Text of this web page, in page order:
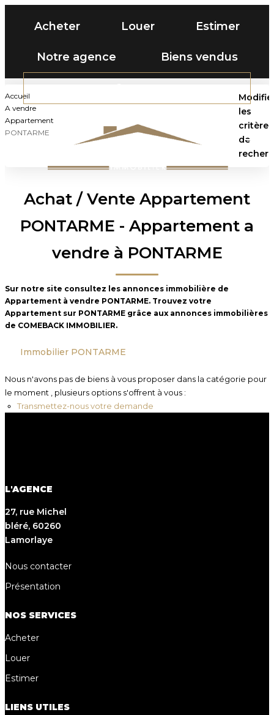
Acheter Louer Estimer
Notre agence Biens vendus
LOUER
ESTIMER
NOTRE AGENCE
BIENS VENDUS
CONTACT
Accueil
A vendre
Appartement
PONTARME
les
critères
de
Acheter
Localisation
Localisation
Type de bien
Budget max
Créer une alerte
Achat / Vente Appartement
PONTARME - Appartement a
vendre à PONTARME
Sur notre site consultez les annonces immobilière de
Appartement à vendre PONTARME. Trouvez votre
Appartement sur PONTARME grâce aux annonces immobilières
de COMEBACK IMMOBILIER.
Immobilier PONTARME
Nous n'avons pas de biens à vous proposer dans la catégorie pour
le moment , plusieurs options s'offrent à vous :
Transmettez-nous votre demande
L'AGENCE
27, rue Michel
bléré, 60260
Lamorlaye
Nous contacter
Présentation
NOS SERVICES
Acheter
Louer
Estimer
LIENS UTILES